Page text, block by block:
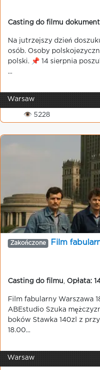
Casting do filmu
Na jutrzejszy dzień
osób. Osoby
polski. 📌 14 sierpnia
...
Warsaw
👁 5228
Zakończone Film
Casting do filmu Opłata:
Film fabularny Warszawa
ABEstudio Szuka
boków Stawka 140zl z
18.00...
Warsaw